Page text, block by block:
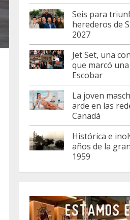
Seis para
herederos de
2027
Jet Set, una
que marcó
Escobar
La joven
arde en las
Canadá
Histórica e
años de la
1959